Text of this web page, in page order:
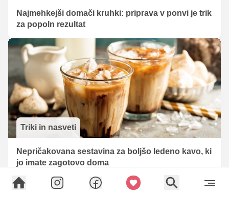
Najmehkejši domači kruhki: priprava v ponvi je trik
za popoln rezultat
Triki in nasveti
Nepričakovana sestavina za boljšo ledeno kavo, ki
jo imate zagotovo doma